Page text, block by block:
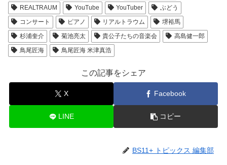
REALTRAUM
YouTube YouTuber
ぶどう
コンサート
ピアノ リアルトラウム
堺裕馬
杉浦奎介
菊池亮太 貴公子たちの音楽会
高島健一郎
鳥尾匠海
鳥尾匠海 米津真浩
この記事をシェア
X Facebook
LINE コピー
BS11+ トピックス 編集部